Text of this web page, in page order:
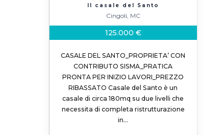
Il casale del Santo
Cingoli, MC
125.000 €
CASALE DEL SANTO_PROPRIETA’ CON
CONTRIBUTO SISMA_PRATICA
PRONTA PER INIZIO LAVORI_PREZZO
RIBASSATO Casale del Santo è un
casale di circa 180mq su due livelli che
necessita di completa ristrutturazione
in…